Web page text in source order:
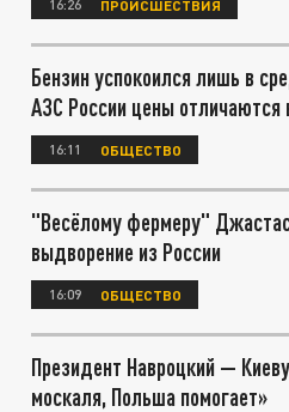
16:26 ПРОИСШЕСТВИЯ
Бензин успокоился лишь в
АЗС России цены отличаются
16:11 ОБЩЕСТВО
"Весёлому фермеру"
выдворение из России
16:09 ОБЩЕСТВО
Президент Навроцкий —
москаля, Польша помогает»